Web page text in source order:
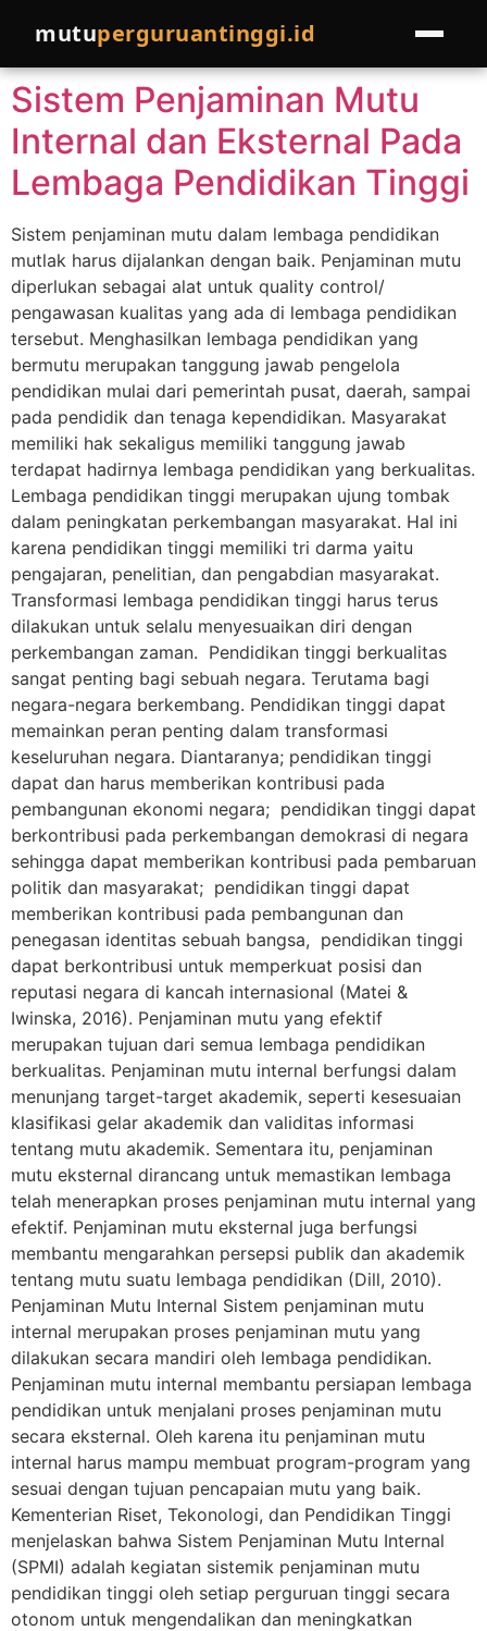
mutuperguruantinggi.id
HOME
LAYANAN
Pelatihan
Pendampingan
PROGRAM LAINNYA
Join Pakar
Referral Program
Cek Kondisi Institusi
COMPRO
BLOG
Day:April 12, 2022
Sistem Penjaminan Mutu
Internal dan Eksternal Pada
Lembaga Pendidikan Tinggi
Sistem penjaminan mutu dalam lembaga pendidikan
mutlak harus dijalankan dengan baik. Penjaminan mutu
diperlukan sebagai alat untuk quality control/
pengawasan kualitas yang ada di lembaga pendidikan
tersebut. Menghasilkan lembaga pendidikan yang
bermutu merupakan tanggung jawab pengelola
pendidikan mulai dari pemerintah pusat, daerah, sampai
pada pendidik dan tenaga kependidikan. Masyarakat
memiliki hak sekaligus memiliki tanggung jawab
terdapat hadirnya lembaga pendidikan yang berkualitas.
Lembaga pendidikan tinggi merupakan ujung tombak
dalam peningkatan perkembangan masyarakat. Hal ini
karena pendidikan tinggi memiliki tri darma yaitu
pengajaran, penelitian, dan pengabdian masyarakat.
Transformasi lembaga pendidikan tinggi harus terus
dilakukan untuk selalu menyesuaikan diri dengan
perkembangan zaman. Pendidikan tinggi berkualitas
sangat penting bagi sebuah negara. Terutama bagi
negara-negara berkembang. Pendidikan tinggi dapat
memainkan peran penting dalam transformasi
keseluruhan negara. Diantaranya; pendidikan tinggi
dapat dan harus memberikan kontribusi pada
pembangunan ekonomi negara; pendidikan tinggi dapat
berkontribusi pada perkembangan demokrasi di negara
sehingga dapat memberikan kontribusi pada pembaruan
politik dan masyarakat; pendidikan tinggi dapat
memberikan kontribusi pada pembangunan dan
penegasan identitas sebuah bangsa, pendidikan tinggi
dapat berkontribusi untuk memperkuat posisi dan
reputasi negara di kancah internasional (Matei &
Iwinska, 2016). Penjaminan mutu yang efektif
merupakan tujuan dari semua lembaga pendidikan
berkualitas. Penjaminan mutu internal berfungsi dalam
menunjang target-target akademik, seperti kesesuaian
klasifikasi gelar akademik dan validitas informasi
tentang mutu akademik. Sementara itu, penjaminan
mutu eksternal dirancang untuk memastikan lembaga
telah menerapkan proses penjaminan mutu internal yang
efektif. Penjaminan mutu eksternal juga berfungsi
membantu mengarahkan persepsi publik dan akademik
tentang mutu suatu lembaga pendidikan (Dill, 2010).
Penjaminan Mutu Internal Sistem penjaminan mutu
internal merupakan proses penjaminan mutu yang
dilakukan secara mandiri oleh lembaga pendidikan.
Penjaminan mutu internal membantu persiapan lembaga
pendidikan untuk menjalani proses penjaminan mutu
secara eksternal. Oleh karena itu penjaminan mutu
internal harus mampu membuat program-program yang
sesuai dengan tujuan pencapaian mutu yang baik.
Kementerian Riset, Tekonologi, dan Pendidikan Tinggi
menjelaskan bahwa Sistem Penjaminan Mutu Internal
(SPMI) adalah kegiatan sistemik penjaminan mutu
pendidikan tinggi oleh setiap perguruan tinggi secara
otonom untuk mengendalikan dan meningkatkan